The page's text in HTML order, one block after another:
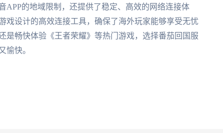
APP的地域限制，还提供了稳定、高效的网络连接体
戏设计的高效连接工具，确保了海外玩家能够享受无忧
是畅快体验《王者荣耀》等热门游戏，选择番茄回国服
愉快。